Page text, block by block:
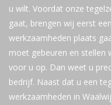
u wilt. Voordat onze
gaat, brengen wij eerst
werkzaamheden plaats
moet gebeuren en stellen
voor u op. Dan weet u
bedrijf. Naast dat u een
werkzaamheden in